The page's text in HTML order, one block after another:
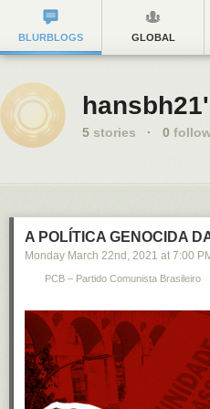
BLURBLOGS GLOBAL
5 stories · 0
A POLÍTICA GENOCIDA
Monday March 22nd , 2021 at 7:00
PCB – Partido Comunista Brasileiro